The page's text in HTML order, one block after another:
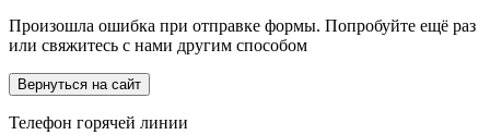
Произошла ошибка при отправке формы. Попробуйте ещё раз
или свяжитесь с нами другим способом
Вернуться на сайт
Телефон горячей линии